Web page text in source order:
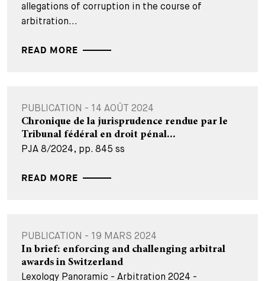
allegations of corruption in the course of
arbitration...
READ MORE
PUBLICATION - 14 AOÛT 2024
Chronique de la jurisprudence rendue par le
Tribunal fédéral en droit pénal...
PJA 8/2024, pp. 845 ss
READ MORE
PUBLICATION - 19 MARS 2024
In brief: enforcing and challenging arbitral
awards in Switzerland
Lexology Panoramic - Arbitration 2024 -